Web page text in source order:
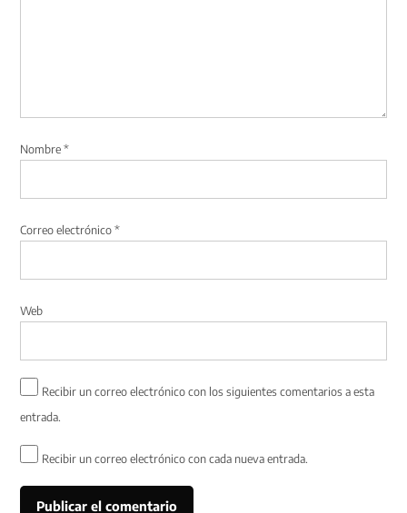
Nombre*
Correo electrónico*
Web
Recibir un correo electrónico con los siguientes comentarios a esta
entrada.
Recibir un correo electrónico con cada nueva entrada.